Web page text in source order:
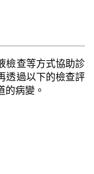
檢查等方式協助診
透過以下的檢查評
病變。